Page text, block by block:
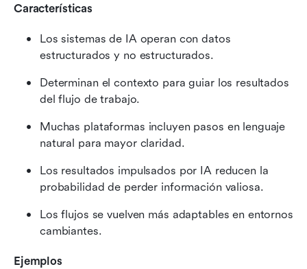
Características
Los sistemas de IA operan con datos
estructurados y no estructurados.
Determinan el contexto para guiar los resultados
del flujo de trabajo.
Muchas plataformas incluyen pasos en lenguaje
natural para mayor claridad.
Los resultados impulsados por IA reducen la
probabilidad de perder información valiosa.
Los flujos se vuelven más adaptables en entornos
cambiantes.
Ejemplos